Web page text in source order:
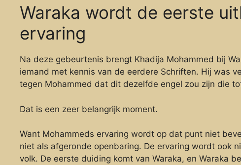
Waraka wordt de eerste
ervaring
Na deze gebeurtenis brengt Khadija Mohammed bij
iemand met kennis van de eerdere Schriften. Hij was
tegen Mohammed dat dit dezelfde engel zou zijn die
Dat is een zeer belangrijk moment.
Want Mohammeds ervaring wordt op dat punt niet
niet als afgeronde openbaring. De ervaring wordt ook
volk. De eerste duiding komt van Waraka, en Waraka